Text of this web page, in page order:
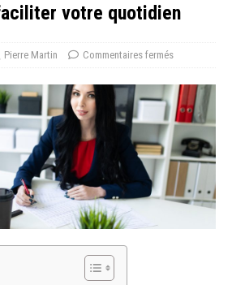
votre quotidien
Pierre Martin Commentaires fermés